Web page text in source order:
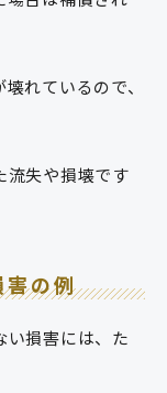
れているので、
失や損壊です
害の例
い損害には、た